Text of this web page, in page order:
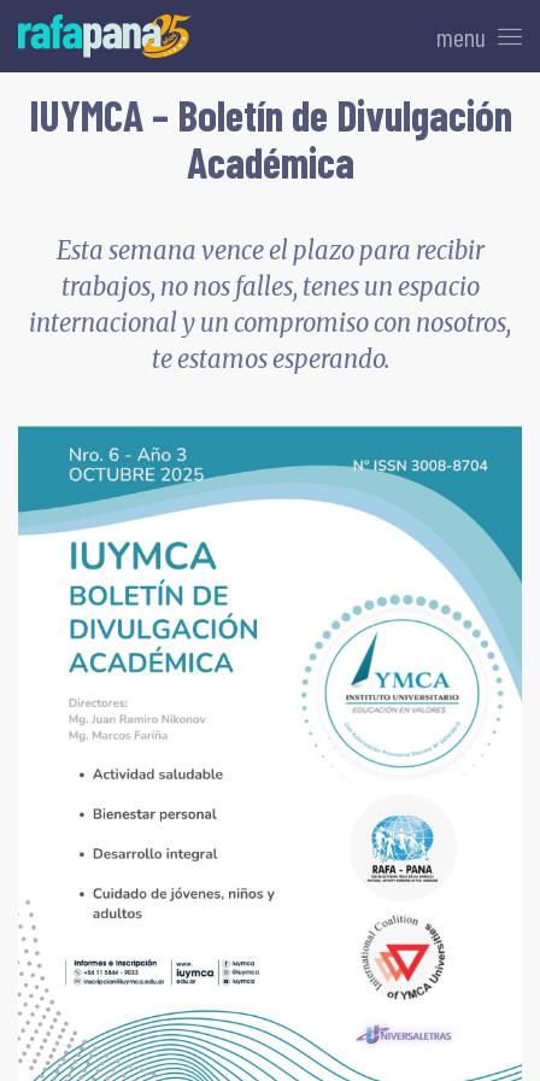
menu
IUYMCA – Boletín de Divulgación
Académica
Esta semana vence el plazo para recibir
trabajos, no nos falles, tenes un espacio
internacional y un compromiso con nosotros,
te estamos esperando.